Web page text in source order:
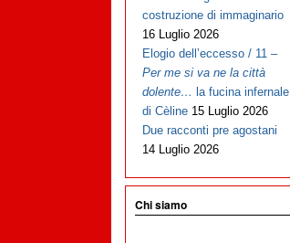
costruzione di immaginario
16 Luglio 2026
Elogio dell’eccesso / 11 –
Per me si va ne la città
dolente… la fucina infernale
di Cèline 15 Luglio 2026
Due racconti pre agostani
14 Luglio 2026
Chi siamo